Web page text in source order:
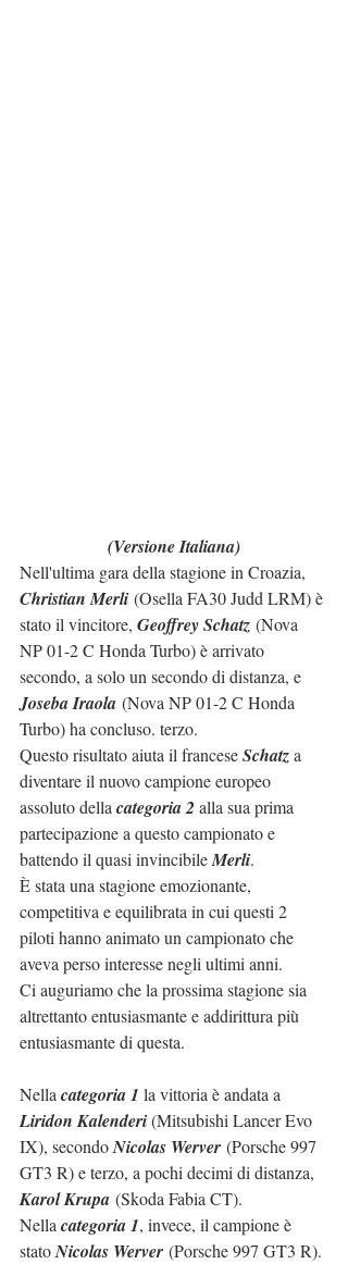
(Versione Italiana)
Nell'ultima gara della stagione in Croazia,
Christian Merli (Osella FA30 Judd LRM) è
stato il vincitore, Geoffrey Schatz (Nova
NP 01-2 C Honda Turbo) è arrivato
secondo, a solo un secondo di distanza, e
Joseba Iraola (Nova NP 01-2 C Honda
Turbo) ha concluso. terzo.
Questo risultato aiuta il francese Schatz a
diventare il nuovo campione europeo
assoluto della categoria 2 alla sua prima
partecipazione a questo campionato e
battendo il quasi invincibile Merli.
È stata una stagione emozionante,
competitiva e equilibrata in cui questi 2
piloti hanno animato un campionato che
aveva perso interesse negli ultimi anni.
Ci auguriamo che la prossima stagione sia
altrettanto entusiasmante e addirittura più
entusiasmante di questa.
Nella categoria 1 la vittoria è andata a
Liridon Kalenderi (Mitsubishi Lancer Evo
IX), secondo Nicolas Werver (Porsche 997
GT3 R) e terzo, a pochi decimi di distanza,
Karol Krupa (Skoda Fabia CT).
Nella categoria 1, invece, il campione è
stato Nicolas Werver (Porsche 997 GT3 R).